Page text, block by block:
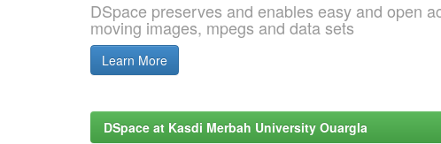
DSpace preserves and enables easy and open
moving images, mpegs and data sets
Learn More
DSpace at Kasdi Merbah University Ouargla